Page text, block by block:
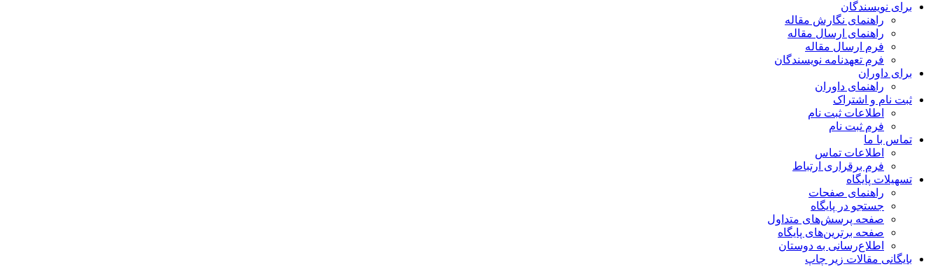
برای نویسندگان
راهنمای نگارش مقاله
راهنمای ارسال مقاله
فرم ارسال مقاله
فرم تعهدنامه نویسندگان
برای داوران
راهنمای داوران
ثبت نام و اشتراک
اطلاعات ثبت نام
فرم ثبت نام
تماس با ما
اطلاعات تماس
فرم برقراری ارتباط
تسهیلات پایگاه
راهنمای صفحات
جستجو در پایگاه
صفحه پرسش‌های متداول
صفحه برترین‌های پایگاه
اطلاع‌رسانی به دوستان
بایگانی مقالات زیر چاپ